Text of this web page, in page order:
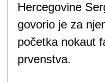
Hercegovine
govorio je za
početka nokaut
prvenstva.